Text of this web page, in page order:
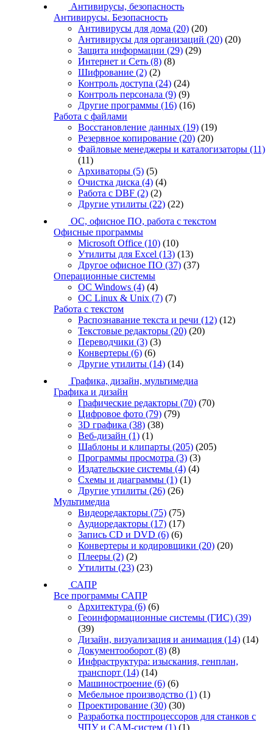
Антивирусы, безопасность
Антивирусы. Безопасность
Антивирусы для дома (20) (20)
Антивирусы для организаций (20) (20)
Защита информации (29) (29)
Интернет и Сеть (8) (8)
Шифрование (2) (2)
Контроль доступа (24) (24)
Контроль персонала (9) (9)
Другие программы (16) (16)
Работа с файлами
Восстановление данных (19) (19)
Резервное копирование (20) (20)
Файловые менеджеры и каталогизаторы (11)
(11)
Архиваторы (5) (5)
Очистка диска (4) (4)
Работа с DBF (2) (2)
Другие утилиты (22) (22)
ОС, офисное ПО, работа с текстом
Офисные программы
Microsoft Office (10) (10)
Утилиты для Excel (13) (13)
Другое офисное ПО (37) (37)
Операционные системы
ОС Windows (4) (4)
ОС Linux & Unix (7) (7)
Работа с текстом
Распознавание текста и речи (12) (12)
Текстовые редакторы (20) (20)
Переводчики (3) (3)
Конвертеры (6) (6)
Другие утилиты (14) (14)
Графика, дизайн, мультимедиа
Графика и дизайн
Графические редакторы (70) (70)
Цифровое фото (79) (79)
3D графика (38) (38)
Веб-дизайн (1) (1)
Шаблоны и клипарты (205) (205)
Программы просмотра (3) (3)
Издательские системы (4) (4)
Схемы и диаграммы (1) (1)
Другие утилиты (26) (26)
Мультимедиа
Видеоредакторы (75) (75)
Аудиоредакторы (17) (17)
Запись CD и DVD (6) (6)
Конвертеры и кодировщики (20) (20)
Плееры (2) (2)
Утилиты (23) (23)
САПР
Все программы САПР
Архитектура (6) (6)
Геоинформационные системы (ГИС) (39)
(39)
Дизайн, визуализация и анимация (14) (14)
Документооборот (8) (8)
Инфраструктура: изыскания, генплан,
транспорт (14) (14)
Машиностроение (6) (6)
Мебельное производство (1) (1)
Проектирование (30) (30)
Разработка постпроцессоров для станков с
ЧПУ и CAM-систем (1) (1)